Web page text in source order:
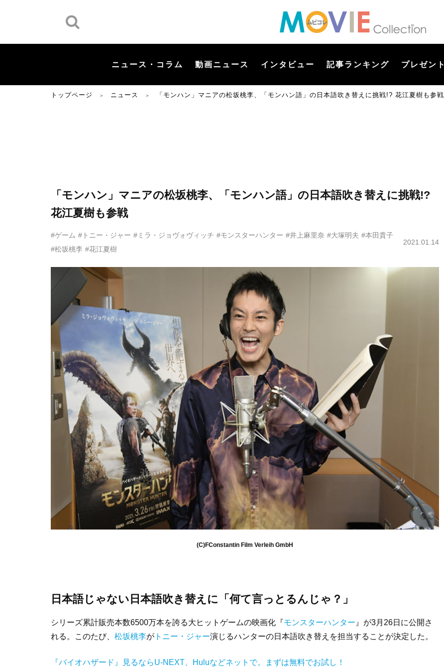
ニュース・コラム 動画ニュース インタビュー 記事ランキング プレゼント
トップページ ＞ ニュース ＞ 「モンハン」マニアの松坂桃李、「モンハン語」の日本語吹き替えに挑戦!? 花江夏樹も参戦
「モンハン」マニアの松坂桃李、「モンハン語」の日本語吹き替えに挑戦!?
花江夏樹も参戦
#ゲーム #トニー・ジャー #ミラ・ジョヴォヴィッチ #モンスターハンター #井上麻里奈 #大塚明夫 #本田貴子
#松坂桃李 #花江夏樹
2021.01.14
(C)FConstantin Film Verleih GmbH
日本語じゃない日本語吹き替えに「何て言っとるんじゃ？」
シリーズ累計販売本数6500万本を誇る大ヒットゲームの映画化『モンスターハンター 』が3月26日に公開さ
れる。このたび、 松坂桃李が トニー・ジャー演じるハンターの日本語吹き替えを担当することが決定した。
『バイオハザード』見るならU-NEXT、Huluなどネットで。まずは無料でお試し！